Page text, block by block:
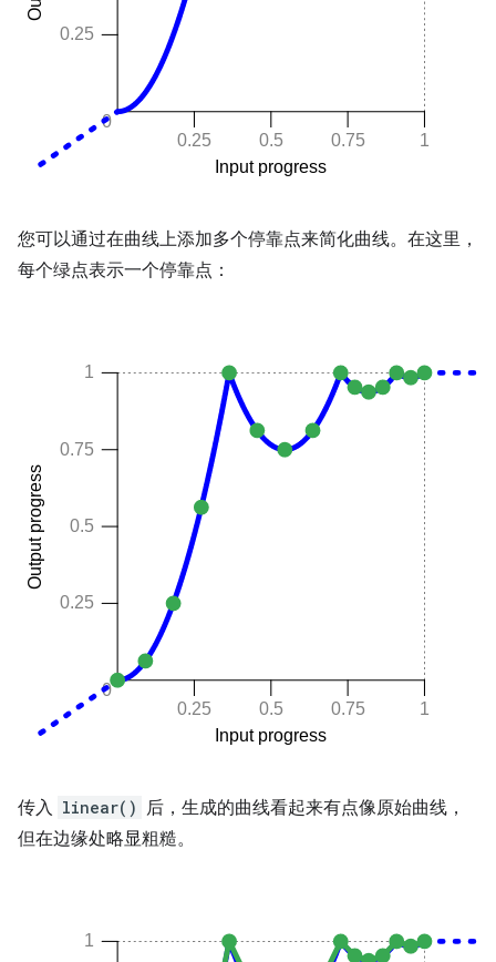
您可以通过在曲线上添加多个停靠点来简化曲线。在这里，
每个绿点表示一个停靠点：
传入 linear()
后，生成的曲线看起来有点像原始曲线，
但在边缘处略显粗糙。